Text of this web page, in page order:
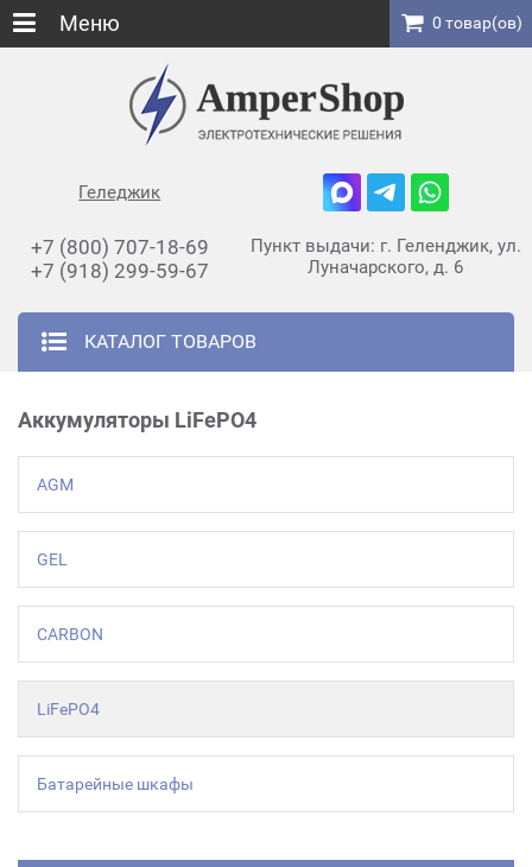
Геледжик
+7 (800) 707-18-69
+7 (918) 299-59-67
Пункт выдачи: г. Геленджик, ул.
Луначарского, д. 6
КАТАЛОГ ТОВАРОВ
Меню 0 товар(ов)
Аккумуляторы LiFePO4
AGM
GEL
CARBON
LiFePO4
Батарейные шкафы